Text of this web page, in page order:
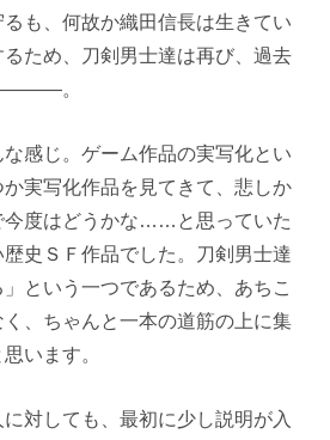
も、何故か織田信長は生きてい
ため、刀剣男士達は再び、過去
。
感じ。ゲーム作品の実写化とい
実写化作品を見てきて、悲しか
今度はどうかな……と思っていた
史ＳＦ作品でした。刀剣男士達
という一つであるため、あちこ
、ちゃんと一本の道筋の上に集
います。
対しても、最初に少し説明が入